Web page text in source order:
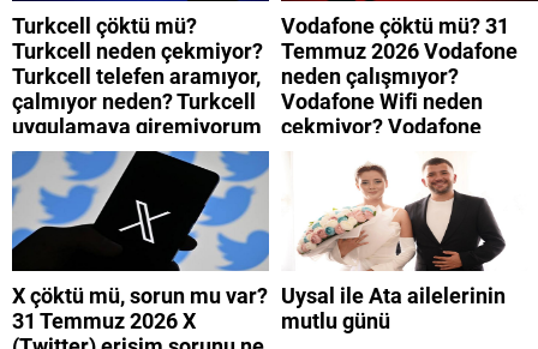
Turkcell çöktü mü?
Turkcell neden çekmiyor?
Turkcell telefen aramıyor,
çalmıyor neden? Turkcell
uygulamaya giremiyorum
neden? Turkcell internet
neden yavaş?
Vodafone çöktü mü? 31
Temmuz 2026 Vodafone
neden çalışmıyor?
Vodafone Wifi neden
çekmiyor? Vodafone
mobil uygulamaya neden
giremiyorum?
X çöktü mü, sorun mu var?
31 Temmuz 2026 X
Uysal ile Ata ailelerinin
mutlu günü